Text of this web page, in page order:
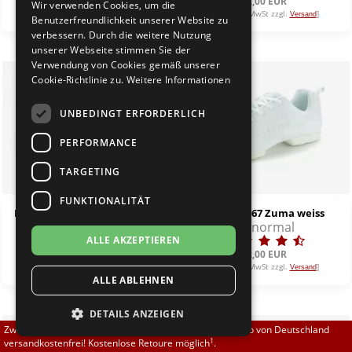
Brautschuhe
Sneaker
Übergrößen 43-44
Flexerinas
Merlet
Nueva Epoca
RayRose
Rummos
Rumpf
TopTanz
] [inkl. 19% MwSt zzgl. Versand]
Rumpf 1533 LA Sneaker weiss
normal
85,00 EUR
[inkl. 19% MwSt zzgl.Versand]
Rumpf 1567 Zuma weiss
normal
92,00 EUR
[inkl. 19% MwSt zzgl. Versand]
Zwischen 70,00 EUR und 800,00 EUR liefern wir innerhalb von Deutschland
versandkostenfrei! Kostenlose Retoure möglich1.
Wir verwenden Cookies, um die
Benutzerfreundlichkeit unserer Website zu
verbessern. Durch die weitere Nutzung
unserer Webseite stimmen Sie der
Verwendung von Cookies gemäß unserer
Cookie-Richtlinie zu. Weitere Informationen
UNBEDINGT ERFORDERLICH
PERFORMANCE
TARGETING
FUNKTIONALITÄT
ALLE AKZEPTIEREN
ALLE ABLEHNEN
DETAILS ANZEIGEN